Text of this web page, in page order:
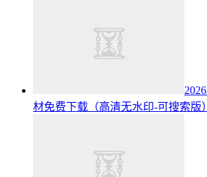
材免费下载（高清无水印-可搜索版）